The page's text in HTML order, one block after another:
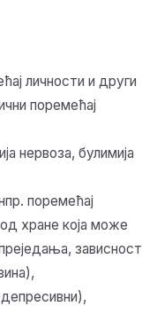
личности и други
поремећај
нервоза, булимија
поремећај
хране која може
зависност